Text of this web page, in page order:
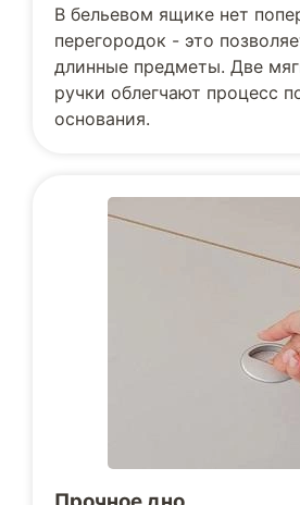
В бельевом ящике нет
перегородок - это
длинные предметы. Две
ручки облегчают процесс
основания.